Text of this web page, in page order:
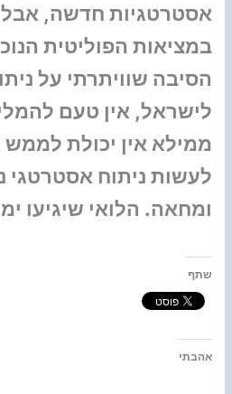
אסטרטגיות חדשה, אבל
במציאות הפוליטית
הסיבה שוויתרתי על
לישראל, אין טעם
ממילא אין יכולת לממש
לעשות ניתוח אסטרטגי
ומחאה. הלואי שיגיעו
שתף
אהבתי